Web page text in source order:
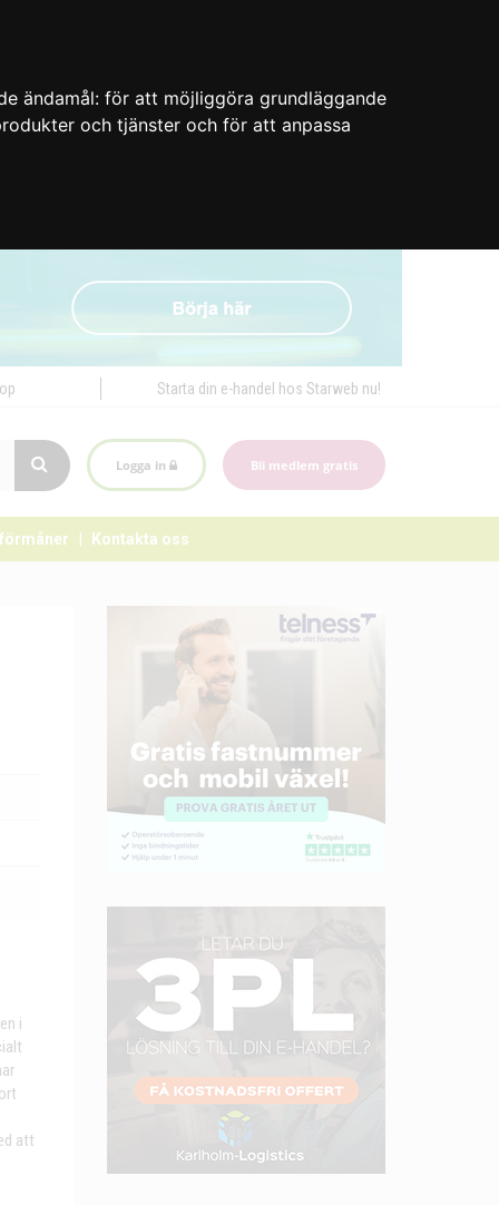
ändamål: för att möjliggöra grundläggande
och tjänster och för att anpassa
Starta din e-handel hos Starweb nu!
Logga in Bli medlem gratis
Kontakta oss
i
att